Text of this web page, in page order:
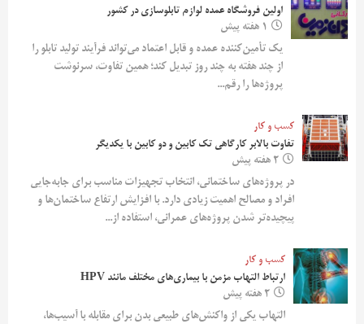
اولین فروشگاه عمده لوازم تابلوسازی در کشور
1 هفته پیش
یک تأمین‌کننده عمده و قابل اعتماد می‌تواند فرآیند تولید تابلو را
از چند هفته به چند روز تبدیل کند؛ همین تفاوت، سرنوشت
پروژه‌ها را رقم...
کسب و کار
تفاوت بالابر کارگاهی تک کابین و دو کابین با یکدیگر
2 هفته پیش
در پروژه‌های ساختمانی، انتخاب تجهیزات مناسب برای جابه‌جایی
افراد و مصالح اهمیت زیادی دارد. با افزایش ارتفاع ساختمان‌ها و
پیچیده‌تر شدن پروژه‌های عمرانی، استفاده از...
کسب و کار
ارتباط التهاب مزمن با بیماری‌های مختلف مانند HPV
2 هفته پیش
التهاب یکی از واکنش‌های طبیعی بدن برای مقابله با آسیب‌ها،